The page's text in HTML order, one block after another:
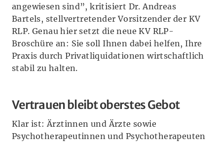
angewiesen sind”, kritisiert Dr. Andreas
Bartels, stellvertretender Vorsitzender der KV
RLP. Genau hier setzt die neue KV RLP-
Broschüre an: Sie soll Ihnen dabei helfen, Ihre
Praxis durch Privatliquidationen wirtschaftlich
stabil zu halten.
Vertrauen bleibt oberstes Gebot
Klar ist: Ärztinnen und Ärzte sowie
Psychotherapeutinnen und Psychotherapeuten